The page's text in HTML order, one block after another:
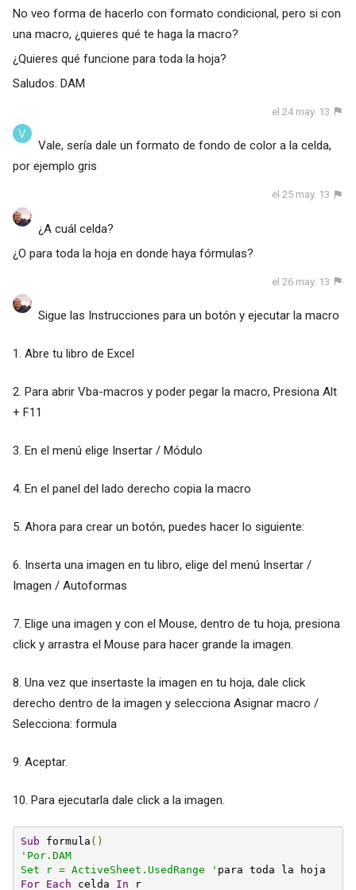
No veo forma de hacerlo con formato condicional, pero si con
una macro, ¿quieres qué te haga la macro?
¿Quieres qué funcione para toda la hoja?
Saludos. DAM
el 24 may. 13
Vale, sería dale un formato de fondo de color a la celda,
por ejemplo gris
el 25 may. 13
¿A cuál celda?
¿O para toda la hoja en donde haya fórmulas?
el 26 may. 13
Sigue las Instrucciones para un botón y ejecutar la macro
1. Abre tu libro de Excel
2. Para abrir Vba-macros y poder pegar la macro, Presiona Alt
+ F11
3. En el menú elige Insertar / Módulo
4. En el panel del lado derecho copia la macro
5. Ahora para crear un botón, puedes hacer lo siguiente:
6. Inserta una imagen en tu libro, elige del menú Insertar /
Imagen / Autoformas
7. Elige una imagen y con el Mouse, dentro de tu hoja, presiona
click y arrastra el Mouse para hacer grande la imagen.
8. Una vez que insertaste la imagen en tu hoja, dale click
derecho dentro de la imagen y selecciona Asignar macro /
Selecciona: formula
9. Aceptar.
10. Para ejecutarla dale click a la imagen.
Sub formula ()
'Por.DAM
Set r = ActiveSheet.UsedRange '
For Each celda In r